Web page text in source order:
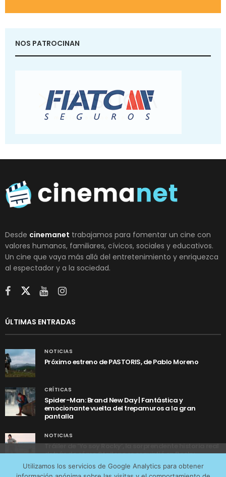
NOS PATROCINAN
Desde cinemanet trabajamos para fomentar un cine con
valores humanos, familiares, cívicos, sociales y educativos.
Un cine que vaya más allá del entretenimiento y enriquezca
al espectador y a la sociedad.
ÚLTIMAS ENTRADAS
NOTICIAS
Próximo estreno de PASTORIS, de Pablo Moreno
CRÍTICAS
Spider-Man: Brand New Day | Fantástica y
emocionante vuelta del trepamuros a la gran
pantalla
NOTICIAS
Tráiler de ‘Yo soy Rocky’, la sorprendente historia real
detrás de cómo Stallone se convirtió en Rocky
Utilizamos los servicios de Google Analytics para obtener
tráfico web que recibimos y conocer los servicios que